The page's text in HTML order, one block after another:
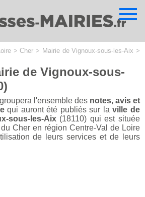
>Cher > Mairie de Vignoux-sous-les-Aix >
de Vignoux-sous-
l'ensemble des notes, avis et
qui auront été publiés sur laville de
sous-les-Aix(18110) qui est située
Cher en région Centre-Val de Loire
de leurs services et de leurs